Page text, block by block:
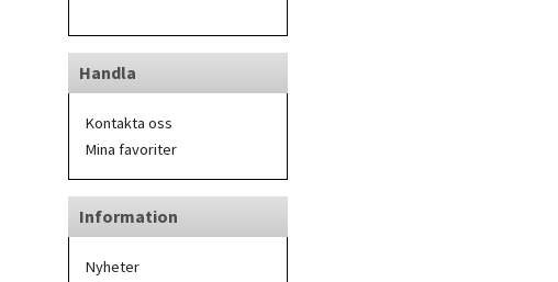
Handla
Kontakta oss
Mina favoriter
Information
Nyheter